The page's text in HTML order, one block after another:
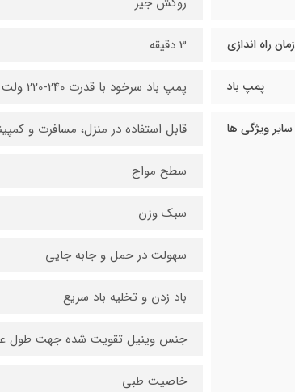
زمان راه اندازی 3 دقیقه
پمپ باد پمپ باد سرخود با قدرت 240-220 ولت
سایر ویژگی ها قابل استفاده در منزل، مسافرت و
سطح مواج
سبک وزن
سهولت در حمل و جابه جایی
باد زدن و تخلیه باد سریع
جنس وینیل تقویت شده جهت طول
خاصیت طبی